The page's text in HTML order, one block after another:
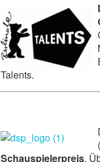
Talents.
Schauspielerpreis.